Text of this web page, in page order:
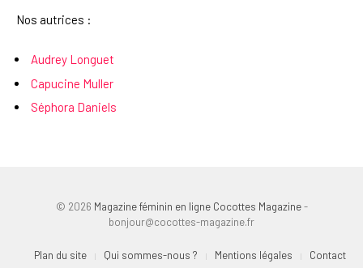
Nos autrices :
Audrey Longuet
Capucine Muller
Séphora Daniels
© 2026 Magazine féminin en ligne Cocottes Magazine-
bonjour@cocottes-magazine.fr
Plan du site Qui sommes-nous ? Mentions légales Contact